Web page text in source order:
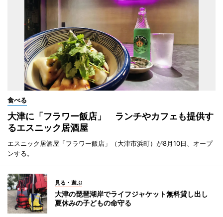
食べる
大津に「フラワー飯店」 ランチやカフェも提供す
るエスニック居酒屋
エスニック居酒屋「フラワー飯店」（大津市浜町）が8月10日、オープ
ンする。
見る・遊ぶ
大津の琵琶湖岸でライフジャケット無料貸し出し
夏休みの子どもの命守る